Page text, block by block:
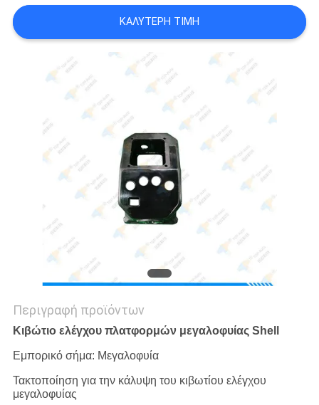
ΈΝΑ
ΑΠΌΣΠΑΣΜΑ
SITEMAP
PRIVACY
POLICY
ΚΑΛΎΤΕΡΗ ΤΙΜΉ
Περιγραφή προϊόντων
Κιβώτιο ελέγχου πλατφορμών μεγαλοφυίας Shell
Εμπορικό σήμα: Μεγαλοφυία
Τακτοποίηση για την κάλυψη του κιβωτίου ελέγχου
μεγαλοφυίας